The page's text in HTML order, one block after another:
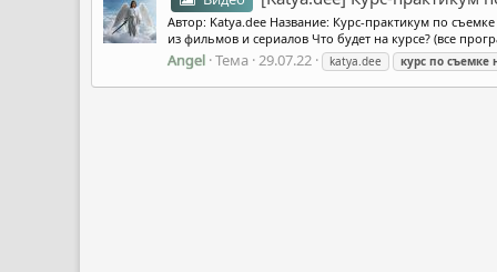
Автор: Katya.dee Название: Курс-практикум по
из фильмов и сериалов Что будет на курсе? (все
Angel Тема 29.07.22 katya.dee курс по съемке